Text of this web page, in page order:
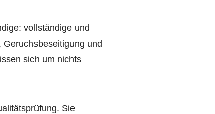
vollständige und
und
sich um nichts
Sie